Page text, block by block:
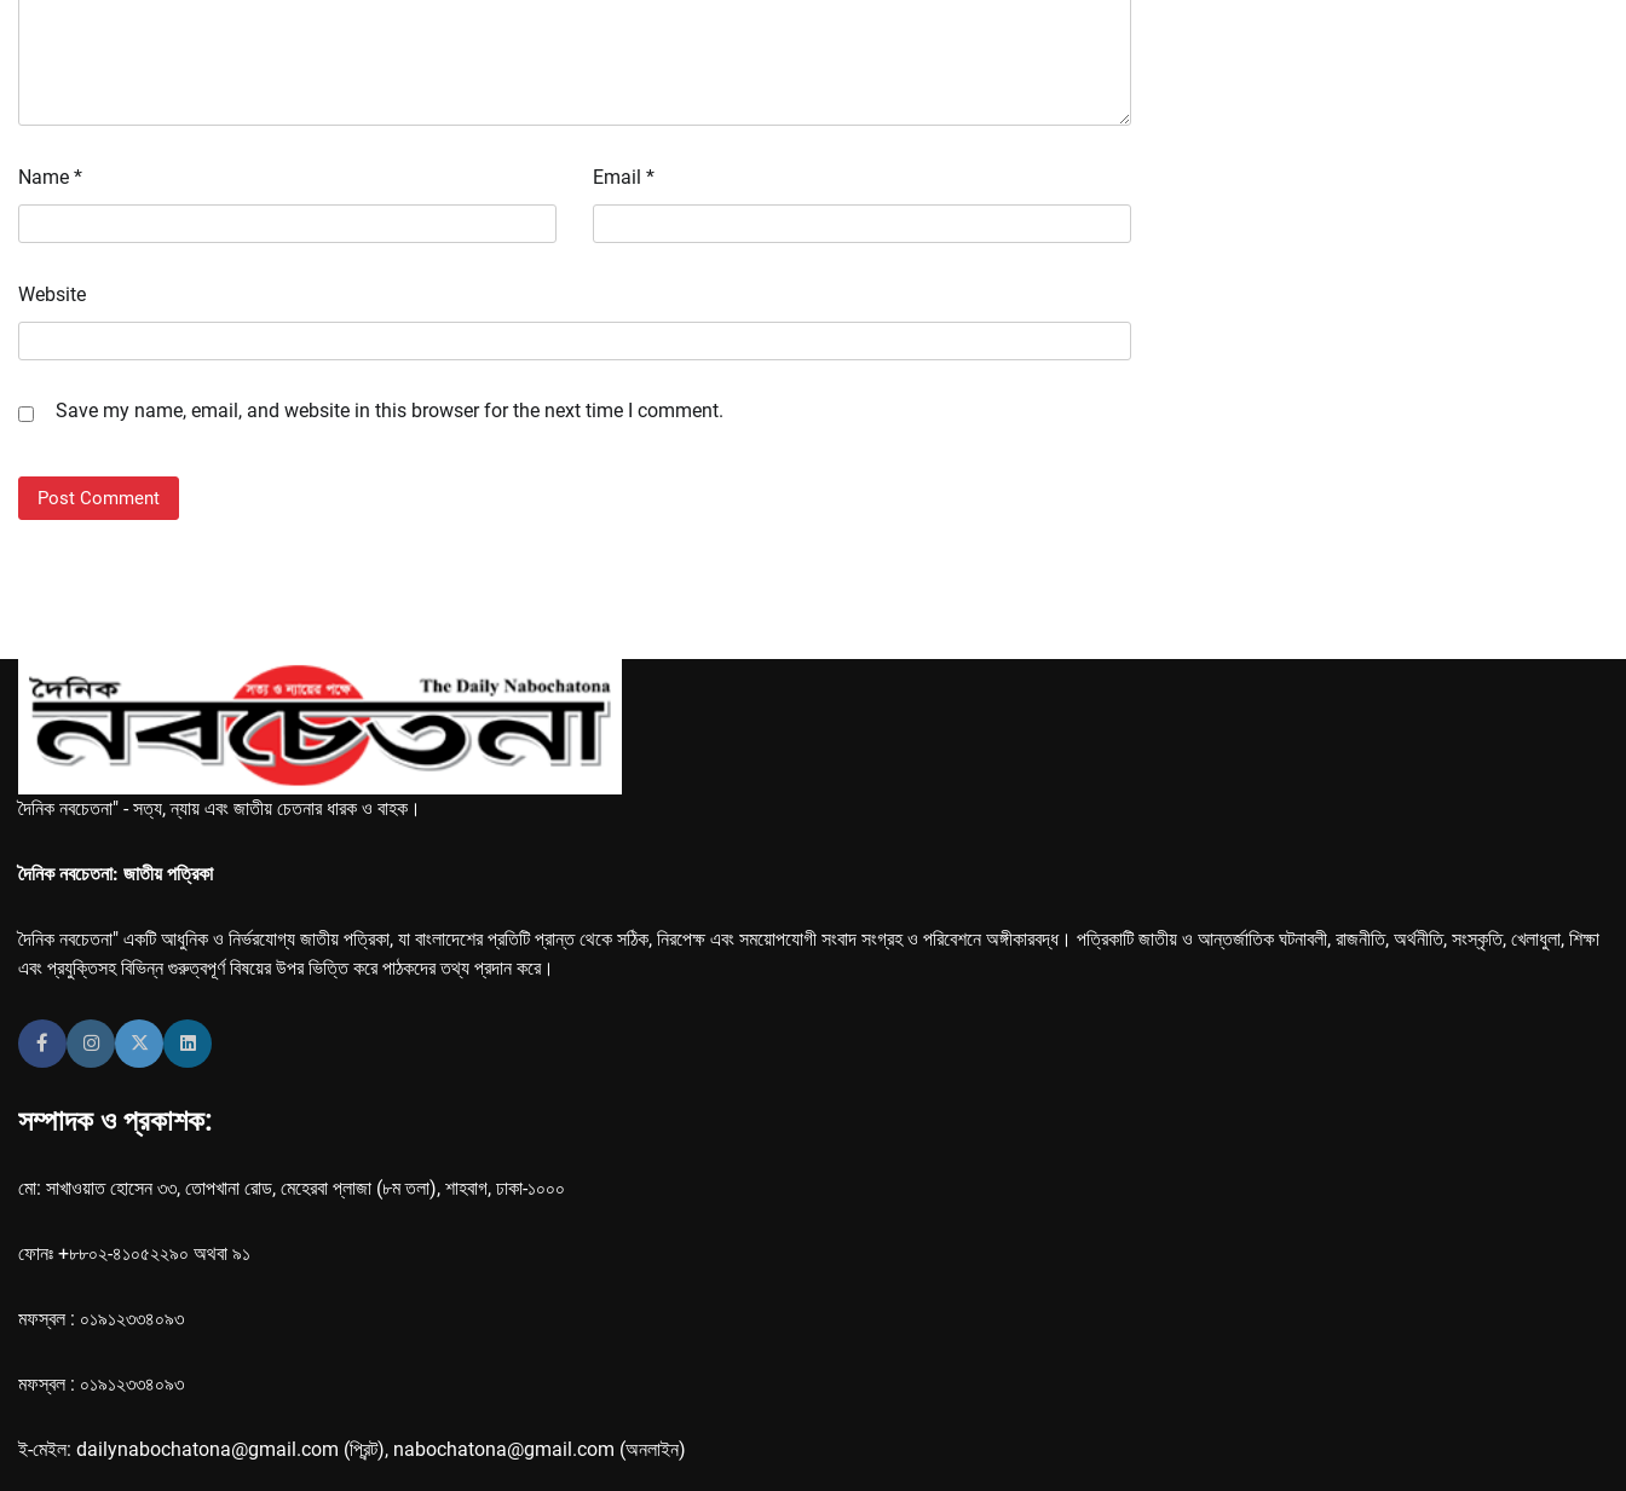
Name * Email *
Website
Save my name, email, and website in this browser for the next time I comment.
দৈনিক নবচেতনা" - সত্য, ন্যায় এবং জাতীয় চেতনার ধারক ও বাহক।
দৈনিক নবচেতনা: জাতীয় পত্রিকা
দৈনিক নবচেতনা" একটি আধুনিক ও নির্ভরযোগ্য জাতীয় পত্রিকা, যা বাংলাদেশের প্রতিটি প্রান্ত থেকে সঠিক, নিরপেক্ষ এবং সময়োপযোগী সংবাদ সংগ্রহ ও পরিবেশনে অঙ্গীকারবদ্ধ। পত্রিকাটি জাতীয় ও আন্তর্জাতিক ঘটনাবলী, রাজনীতি, অর্থনীতি, সংস্কৃতি, খেলাধুলা, শিক্ষা
এবং প্রযুক্তিসহ বিভিন্ন গুরুত্বপূর্ণ বিষয়ের উপর ভিত্তি করে পাঠকদের তথ্য প্রদান করে।
সম্পাদক ও প্রকাশক:
মো: সাখাওয়াত হোসেন ৩৩, তোপখানা রোড, মেহেরবা প্লাজা (৮ম তলা), শাহবাগ, ঢাকা-১০০০
ফোনঃ +৮৮০২-৪১০৫২২৯০ অথবা ৯১
মফস্বল : ০১৯১২৩৩৪০৯৩
মফস্বল : ০১৯১২৩৩৪০৯৩
ই-মেইল: dailynabochatona@gmail.com (প্রিন্ট), nabochatona@gmail.com (অনলাইন)